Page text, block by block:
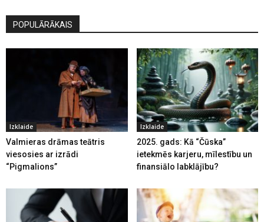
POPULĀRĀKAIS
Izklaide
Valmieras drāmas teātris
viesosies ar izrādi
“Pigmalions”
Izklaide
2025. gads: Kā “Čūska”
ietekmēs karjeru, mīlestību un
finansiālo labklājību?